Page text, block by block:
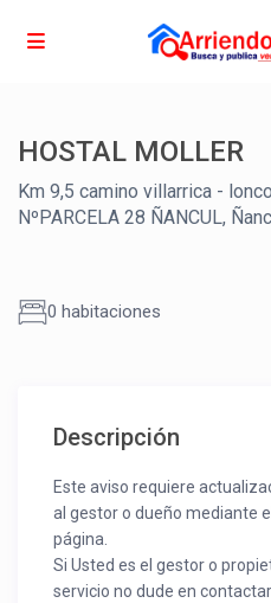
HOSTAL MOLLER
Km 9,5 camino villarrica -
NºPARCELA 28 ÑANCUL,
0 habitaciones
Descripción
Este aviso requiere
al gestor o dueño mediante
página.
Si Usted es el gestor o
servicio no dude en